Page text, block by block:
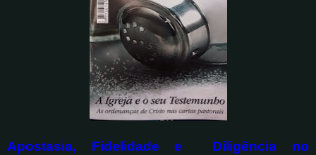
Apostasia, Fidelidade e Diligência no